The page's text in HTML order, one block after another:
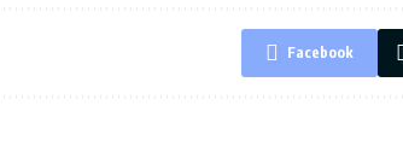
Facebook